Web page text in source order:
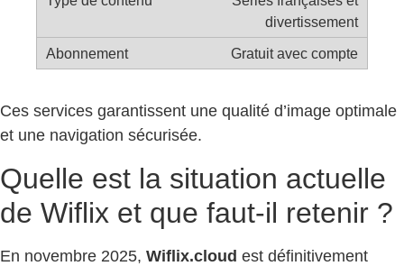
divertissement
Gratuit avec compte
Ces services garantissent une qualité d’image optimale
et une navigation sécurisée.
Quelle est la situation actuelle
de Wiflix et que faut-il retenir ?
En novembre 2025, Wiflix.cloud est définitivement